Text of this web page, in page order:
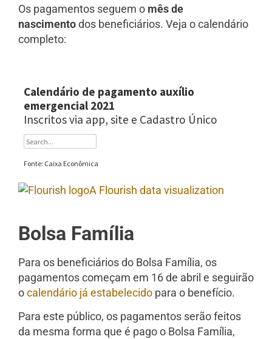
Os pagamentos seguem o mês de
nascimentodos beneficiários. Veja o calendário
completo:
A Flourish data visualization
Bolsa Família
Para os beneficiários do Bolsa Família, os
pagamentos começam em 16 de abril e seguirão
ocalendário já estabelecido para o benefício.
Para este público, os pagamentos serão feitos
da mesma forma que é pago o Bolsa Família,